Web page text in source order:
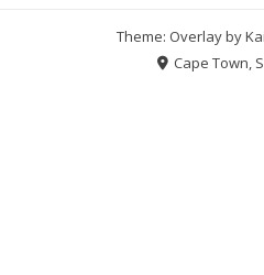
Theme: Overlay by
Cape Town,